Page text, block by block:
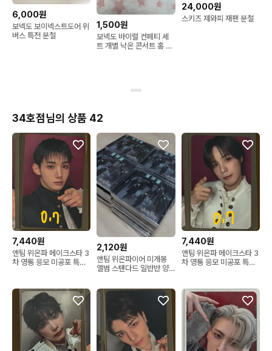
6,000원
보넥도 보이넥스트도어 위
버스 특전 분철
1,500원
보넥도 바이럴 컨페티 세
트 개별 낙온 콘서트 홈 쇼
24,000원
스키즈 제와피 재팬 분철
34호점님의 상품 42
7,440원
앤팀 위온파 메이크스타 3
차 영통 응모 미공포 특전
2,120원
앤팀 위온파이어 미개봉
앨범 스탠다드 일반반 양
album bulk
7,440원
앤팀 위온파 메이크스타 3
차 영통 응모 미공포 특전